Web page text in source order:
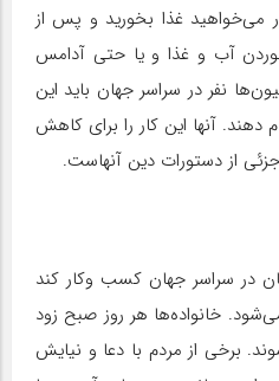
می‌خواهید غذا بخورید و پس از
خوردن آب و غذا و یا حتی آدامس
نفر در سراسر جهان باید این
تا ۲۵ ژوئن انجام دهند. آنها این کار را برای کاهش
از دستورات دین آنهاست.
در سراسر جهان کسب وکار کند
خانواده‌ها هر روز صبح زود
برخی از مردم با دعا و نیایش